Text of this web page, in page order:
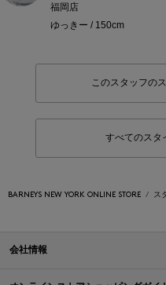
福岡店
ゆっきー / 150cm
このスタッフの
すべてのスタ
BARNEYS NEW YORK ONLINE STORE ス
会社情報